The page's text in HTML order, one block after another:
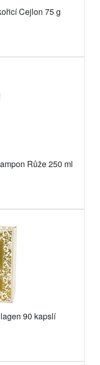
Cejlon 75 g
Růže 250 ml
90 kapslí